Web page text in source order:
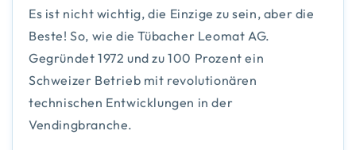
Es ist nicht wichtig, die Einzige zu sein, aber die
Beste! So, wie die Tübacher Leomat AG.
Gegründet 1972 und zu 100 Prozent ein
Schweizer Betrieb mit revolutionären
technischen Entwicklungen in der
Vendingbranche.